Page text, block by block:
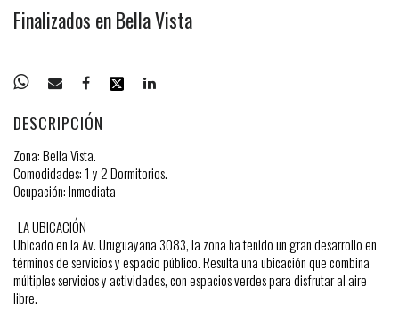
Finalizados en Bella Vista
DESCRIPCIÓN
Zona: Bella Vista.
Comodidades: 1 y 2 Dormitorios.
Ocupación: Inmediata
_LA UBICACIÓN
Ubicado en la Av. Uruguayana 3083, la zona ha tenido un gran desarrollo en
términos de servicios y espacio público. Resulta una ubicación que combina
múltiples servicios y actividades, con espacios verdes para disfrutar al aire
libre.